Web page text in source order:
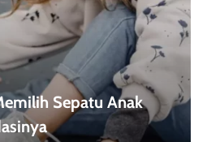
Sepatu Anak